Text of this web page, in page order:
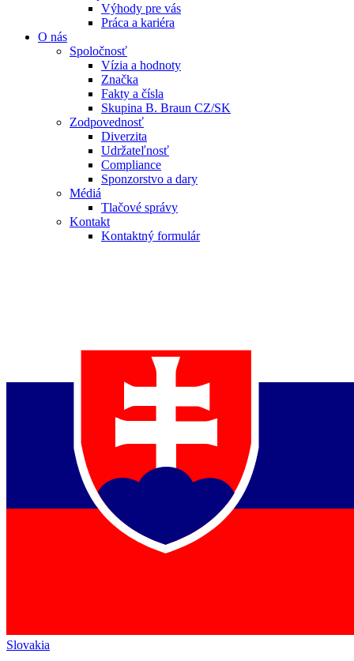
Výhody pre vás
Práca a kariéra
O nás
Spoločnosť
Vízia a hodnoty
Značka
Fakty a čísla
Skupina B. Braun CZ/SK
Zodpovednosť
Diverzita
Udržateľnosť
Compliance
Sponzorstvo a dary
Médiá
Tlačové správy
Kontakt
Kontaktný formulár
Slovakia